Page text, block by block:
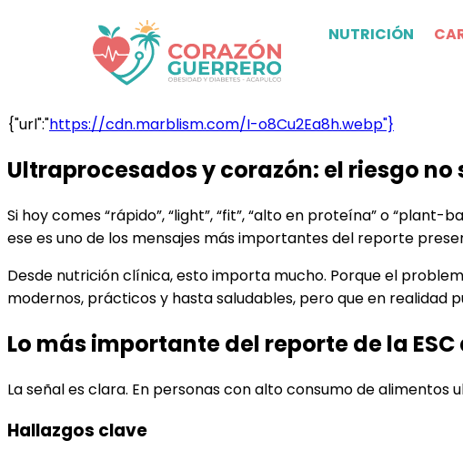
NUTRICIÓN
{"url":"https://cdn.marblism.com/I-o8Cu2Ea8h.webp"}
Ultraprocesados y corazón: el riesgo
Si hoy comes “rápido”, “light”, “fit”, “alto en proteína” o
ese es uno de los mensajes más importantes del reporte
Desde nutrición clínica, esto importa mucho. Porque el
modernos, prácticos y hasta saludables, pero que en realidad
Lo más importante del reporte de la ESC
La señal es clara. En personas con alto consumo de
Hallazgos clave